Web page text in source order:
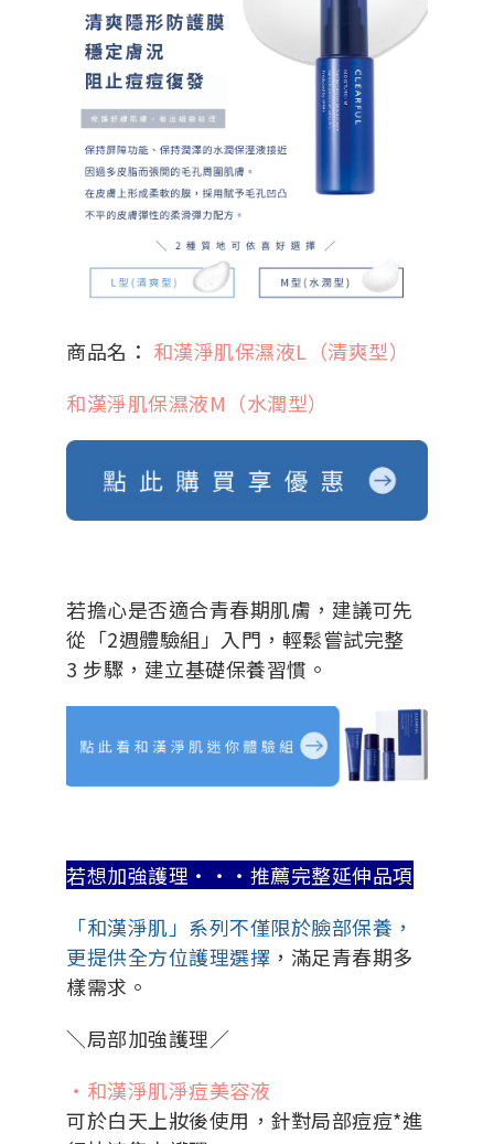
商品名： 和漢淨肌保濕液L（清爽型）
和漢淨肌保濕液M（水潤型）
若擔心是否適合青春期肌膚，建議可先
從「2週體驗組」入門，輕鬆嘗試完整
3 步驟，建立基礎保養習慣。
若想加強護理・・・推薦完整延伸品項
「和漢淨肌」系列不僅限於臉部保養，
更提供全方位護理選擇 ，滿足青春期多
樣需求。
＼局部加強護理／
・和漢淨肌淨痘美容液
可於白天上妝後使用，針對局部痘痘*進